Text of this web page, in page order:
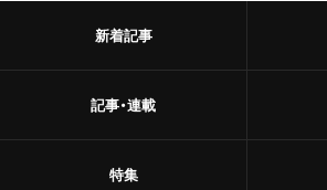
新着記事
記事・連載
特集